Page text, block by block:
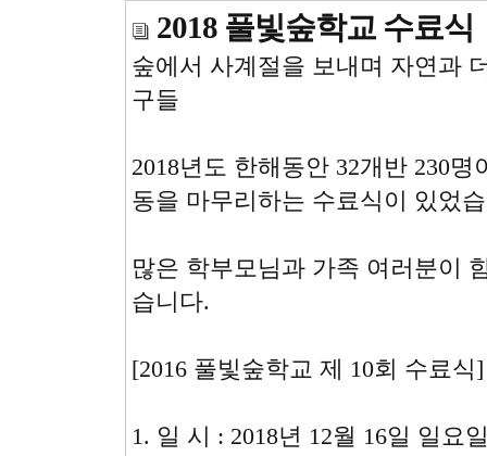
2018 풀빛숲학교 수료식
숲에서 사계절을 보내며 자연과
구들
2018년도 한해동안 32개반 230
동을 마무리하는 수료식이 있었
많은 학부모님과 가족 여러분이
습니다.
[2016 풀빛숲학교 제 10회 수료식]
1. 일 시 : 2018년 12월 16일 일요